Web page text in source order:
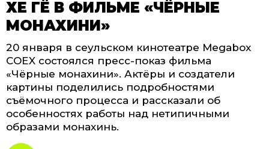
ХЕ ГЁ В ФИЛЬМЕ «ЧЁРНЫЕ
МОНАХИНИ»
20 января в сеульском кинотеатре Megabox
COEX состоялся пресс-показ фильма
«Чёрные монахини». Актёры и создатели
картины поделились подробностями
съёмочного процесса и рассказали об
особенностях работы над нетипичными
образами монахинь.